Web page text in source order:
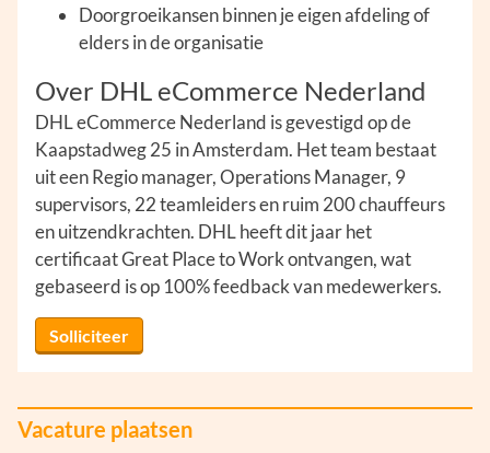
Doorgroeikansen binnen je eigen afdeling of
elders in de organisatie
Over DHL eCommerce Nederland
DHL eCommerce Nederland is gevestigd op de
Kaapstadweg 25 in Amsterdam. Het team bestaat
uit een Regio manager, Operations Manager, 9
supervisors, 22 teamleiders en ruim 200 chauffeurs
en uitzendkrachten. DHL heeft dit jaar het
certificaat Great Place to Work ontvangen, wat
gebaseerd is op 100% feedback van medewerkers.
Solliciteer
Vacature plaatsen